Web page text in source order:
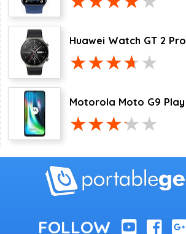
Huawei Watch GT 2 Pro
Motorola Moto G9 Play